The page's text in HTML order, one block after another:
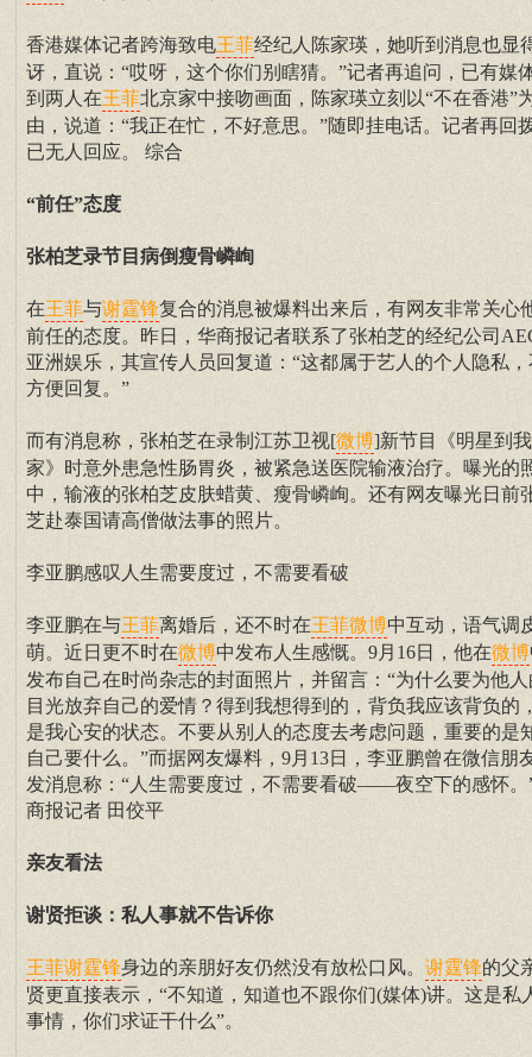
香港媒体记者跨海致电王菲经纪人陈家瑛，她听到消息也显
讶，直说：“哎呀，这个你们别瞎猜。”记者再追问，已有媒
到两人在王菲北京家中接吻画面，陈家瑛立刻以“不在香港”
由，说道：“我正在忙，不好意思。”随即挂电话。记者再回
已无人回应。 综合
“前任”态度
张柏芝录节目病倒瘦骨嶙峋
在王菲与谢霆锋复合的消息被爆料出来后，有网友非常关心
前任的态度。昨日，华商报记者联系了张柏芝的经纪公司
亚洲娱乐，其宣传人员回复道：“这都属于艺人的个人隐私，
方便回复。”
而有消息称，张柏芝在录制江苏卫视[微博]新节目《明星到我
家》时意外患急性肠胃炎，被紧急送医院输液治疗。曝光的
中，输液的张柏芝皮肤蜡黄、瘦骨嶙峋。还有网友曝光日前
芝赴泰国请高僧做法事的照片。
李亚鹏感叹人生需要度过，不需要看破
李亚鹏在与王菲离婚后，还不时在王菲微博中互动，语气调
萌。近日更不时在微博中发布人生感慨。9月16日，他在微博
发布自己在时尚杂志的封面照片，并留言：“为什么要为他人
目光放弃自己的爱情？得到我想得到的，背负我应该背负的
是我心安的状态。不要从别人的态度去考虑问题，重要的是
自己要什么。”而据网友爆料，9月13日，李亚鹏曾在微信朋
发消息称：“人生需要度过，不需要看破——夜空下的感怀。
商报记者 田佼平
亲友看法
谢贤拒谈：私人事就不告诉你
王菲谢霆锋身边的亲朋好友仍然没有放松口风。 谢霆锋的父
贤更直接表示，“不知道，知道也不跟你们(媒体)讲。这是私
事情，你们求证干什么”。